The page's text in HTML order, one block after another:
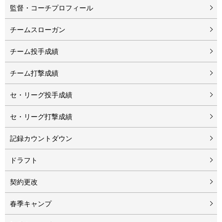
監督・コーチプロフィール
チームスローガン
チーム投手成績
チーム打撃成績
セ・リーグ投手成績
セ・リーグ打撃成績
記録カウントダウン
ドラフト
契約更改
春季キャンプ